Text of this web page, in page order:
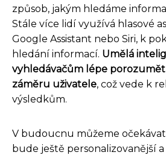
způsob, jakým hledáme
Stále více lidí využívá hlasové
Google Assistant nebo Siri, k
hledání informací. Umělá
vyhledávačům lépe
záměru uživatele, což vede k
výsledkům.
V budoucnu můžeme
bude ještě personalizovanější